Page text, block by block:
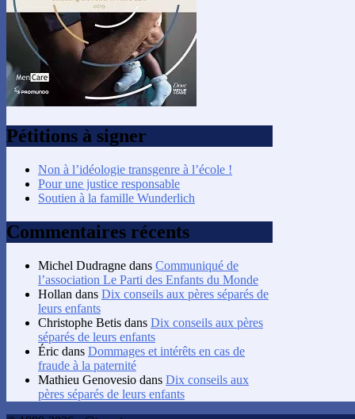
Pétitions à signer
Non à l’idéologie transgenre à l’école !
Pour une justice responsable
Soutien à la famille Wunderlich
Commentaires récents
Michel Dudragne dans Communiqué de
l’association Le Parti des Enfants du Monde
Hollan dans Dix conseils aux pères séparés de
leurs enfants
Christophe Betis dans Dix conseils aux pères
séparés de leurs enfants
Éric dans Dommages et intérêts en cas de
fraude à la paternité
Mathieu Genovesio dans Dix conseils aux
pères séparés de leurs enfants